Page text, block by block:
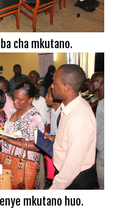
cha mkutano.
mkutano huo.